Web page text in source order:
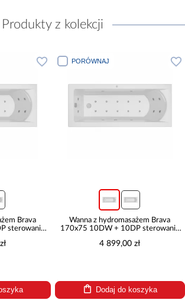
Produkty z kolekcji
Brava
sterowanie
PORÓWNAJ
Wanna z hydromasażem Brava
170x75 10DW + 10DP sterowanie
4 899,00 zł
Dodaj do koszyka